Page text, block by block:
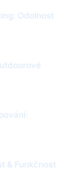
Odolnost
& Funkčnost